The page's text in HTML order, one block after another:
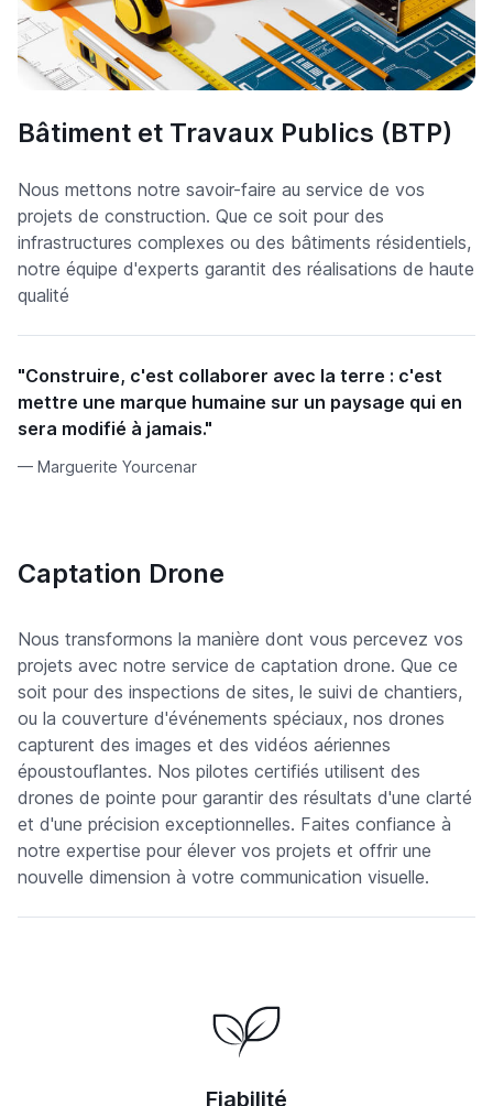
Bâtiment et Travaux Publics (BTP)
Nous mettons notre savoir-faire au service de vos
projets de construction. Que ce soit pour des
infrastructures complexes ou des bâtiments résidentiels,
notre équipe d'experts garantit des réalisations de haute
qualité
"Construire, c'est collaborer avec la terre : c'est
mettre une marque humaine sur un paysage qui en
sera modifié à jamais."
Marguerite Yourcenar
Captation Drone
Nous transformons la manière dont vous percevez vos
projets avec notre service de captation drone. Que ce
soit pour des inspections de sites, le suivi de chantiers,
ou la couverture d'événements spéciaux, nos drones
capturent des images et des vidéos aériennes
époustouflantes. Nos pilotes certifiés utilisent des
drones de pointe pour garantir des résultats d'une clarté
et d'une précision exceptionnelles. Faites confiance à
notre expertise pour élever vos projets et offrir une
nouvelle dimension à votre communication visuelle.
Fiabilité